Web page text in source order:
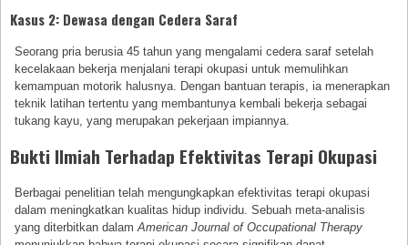
Kasus 2: Dewasa dengan Cedera Saraf
Seorang pria berusia 45 tahun yang mengalami cedera saraf setelah
kecelakaan bekerja menjalani terapi okupasi untuk memulihkan
kemampuan motorik halusnya. Dengan bantuan terapis, ia menerapkan
teknik latihan tertentu yang membantunya kembali bekerja sebagai
tukang kayu, yang merupakan pekerjaan impiannya.
Bukti Ilmiah Terhadap Efektivitas Terapi Okupasi
Berbagai penelitian telah mengungkapkan efektivitas terapi okupasi
dalam meningkatkan kualitas hidup individu. Sebuah meta-analisis
yang diterbitkan dalamAmerican Journal of Occupational Therapy